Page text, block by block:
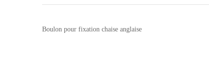
Boulon pour fixation chaise anglaise